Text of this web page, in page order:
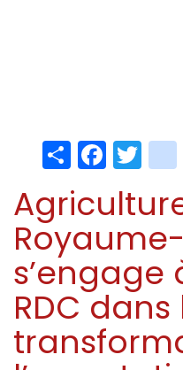
Share
RDC dans